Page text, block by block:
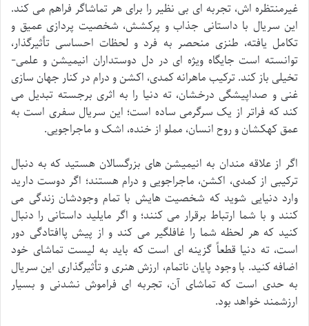
غیرمنتظره اش، تجربه ای بی نظیر را برای هر تماشاگر فراهم می کند.
این سریال با داستانی جذاب و پرکشش، شخصیت پردازی عمیق و
تکامل یافته، طنزی منحصر به فرد و لحظات احساسی تأثیرگذار،
توانسته است جایگاه ویژه ای در دل دوستداران انیمیشن و علمی-
تخیلی باز کند. ترکیب ماهرانه کمدی، اکشن و درام در کنار جهان سازی
غنی و صداپیشگی درخشان، ته دنیا را به اثری برجسته تبدیل می
کند که فراتر از یک سرگرمی ساده است؛ این سریال سفری است به
عمق کهکشان و روح انسان، مملو از خنده، اشک و ماجراجویی.
اگر از علاقه مندان به انیمیشن های بزرگسالان هستید که به دنبال
ترکیبی از کمدی، اکشن، ماجراجویی و درام هستند؛ اگر دوست دارید
وارد دنیایی شوید که شخصیت هایش با تمام وجودشان زندگی می
کنند و با شما ارتباط برقرار می کنند؛ و اگر مایلید داستانی را دنبال
کنید که هر لحظه شما را غافلگیر می کند و از پیش پاافتادگی دور
است، ته دنیا قطعاً گزینه ای است که باید به لیست تماشای خود
اضافه کنید. با وجود پایان ناتمام، ارزش هنری و تأثیرگذاری این سریال
به حدی است که تماشای آن، تجربه ای فراموش نشدنی و بسیار
ارزشمند خواهد بود.